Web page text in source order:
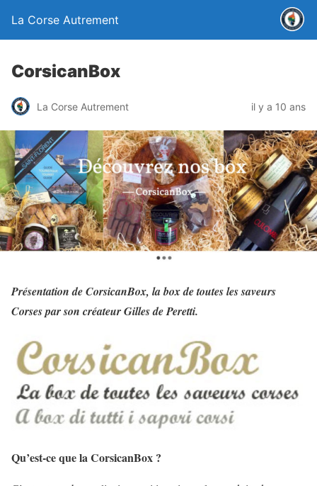
La Corse Autrement
CorsicanBox
La Corse Autrement il y a 10 ans
Présentation de CorsicanBox, la box de toutes les saveurs
Corses par son créateur Gilles de Peretti.
Qu’est-ce que la CorsicanBox ?